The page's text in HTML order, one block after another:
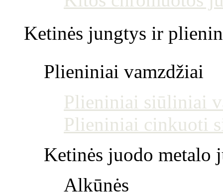
Ketinės jungtys ir
Plieniniai vamzdžiai
Plieniniai siūliniai
Plieniniai cinkuoti
Ketinės juodo metalo
Alkūnės